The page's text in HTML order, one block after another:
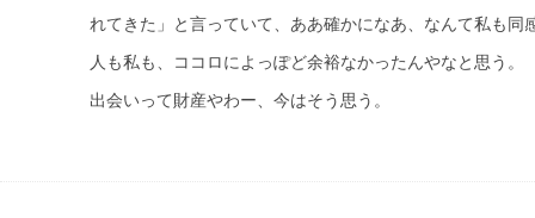
れてきた」と言っていて、ああ確かになあ、なんて私も
人も私も、ココロによっぽど余裕なかったんやなと思う。
出会いって財産やわー、今はそう思う。